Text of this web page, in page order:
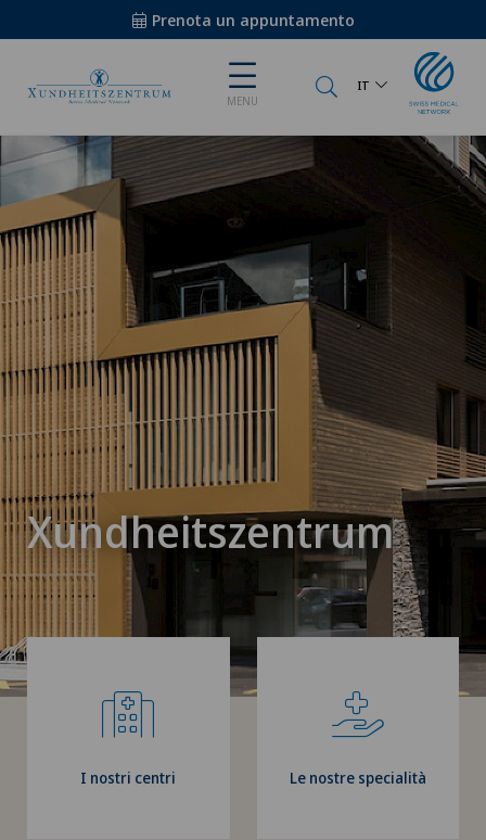
Prenota un appuntamento
MENU
IT
Xundheitszentrum
I nostri centri Le nostre specialità